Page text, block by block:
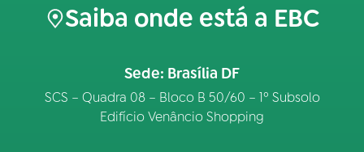
Saiba onde está a EBC
Sede: Brasília DF
SCS – Quadra 08 – Bloco B 50/60 – 1º Subsolo
Edifício Venâncio Shopping